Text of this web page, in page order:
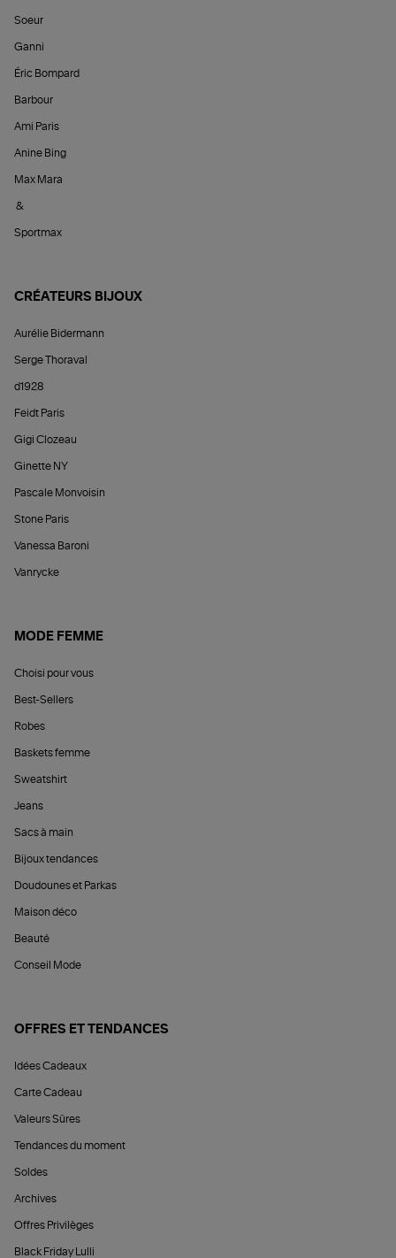
Soeur
Ganni
Éric Bompard
Barbour
Ami Paris
Anine Bing
Max Mara
&
Sportmax
CRÉATEURS BIJOUX
Aurélie Bidermann
Serge Thoraval
d1928
Feidt Paris
Gigi Clozeau
Ginette NY
Pascale Monvoisin
Stone Paris
Vanessa Baroni
Vanrycke
MODE FEMME
Choisi pour vous
Best-Sellers
Robes
Baskets femme
Sweatshirt
Jeans
Sacs à main
Bijoux tendances
Doudounes et Parkas
Maison déco
Beauté
Conseil Mode
OFFRES ET TENDANCES
Idées Cadeaux
Carte Cadeau
Valeurs Sûres
Tendances du moment
Soldes
Archives
Offres Privilèges
Black Friday Lulli